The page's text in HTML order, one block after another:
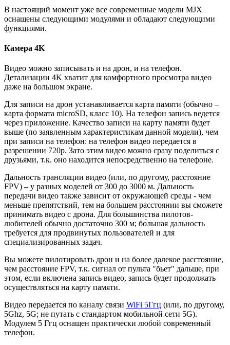
В настоящий момент уже все современные модели MJX
оснащены следующими модулями и обладают следующими
функциями.
Камера 4K
Видео можно записывать и на дрон, и на телефон.
Детализации 4K хватит для комфортного просмотра видео
даже на большом экране.
Для записи на дрон устанавливается карта памяти (обычно –
карта формата microSD, класс 10). На телефон запись ведется
через приложение. Качество записи на карту памяти будет
выше (по заявленным характеристикам данной модели), чем
при записи на телефон: на телефон видео передается в
разрешении 720p. Зато этим видео можно сразу поделиться с
друзьями, т.к. оно находится непосредственно на телефоне.
Дальность трансляции видео (или, по другому, расстояние
FPV) – у разных моделей от 300 до 3000 м. Дальность
передачи видео также зависит от окружающей среды - чем
меньше препятствий, тем на большем расстоянии вы сможете
принимать видео с дрона. Для большинства пилотов-
любителей обычно достаточно 300 м; бо́льшая дальность
требуется для продвинутых пользователей и для
специализированных задач.
Вы можете пилотировать дрон и на более далекое расстояние,
чем расстояние FPV, т.к. сигнал от пульта "бьет" дальше, при
этом, если включена запись видео, запись будет продолжать
осуществляться на карту памяти.
Видео передается по каналу связи WiFi 5Ггц (или, по другому,
5Ghz, 5G; не путать с стандартом мобильной сети 5G).
Модулем 5 Ггц оснащен практически любой современный
телефон.